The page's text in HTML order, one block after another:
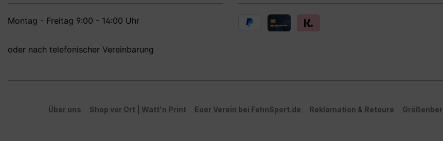
Montag - Freitag 9:00 - 14:00 Uhr
oder nach telefonischer Vereinbarung
Über uns Shop vor Ort | Watt'n Print Euer Verein bei FehnSport.de Reklamation & Retoure